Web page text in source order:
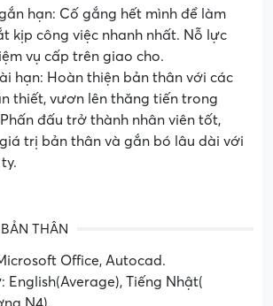
hạn: Cố gắng hết mình để làm
kịp công việc nhanh nhất. Nỗ lực
vụ cấp trên giao cho.
hạn: Hoàn thiện bản thân với các
thiết, vươn lên thăng tiến trong
đấu trở thành nhân viên tốt,
trị bản thân và gắn bó lâu dài với
THÂN
Office, Autocad.
English(Average), Tiếng Nhật(